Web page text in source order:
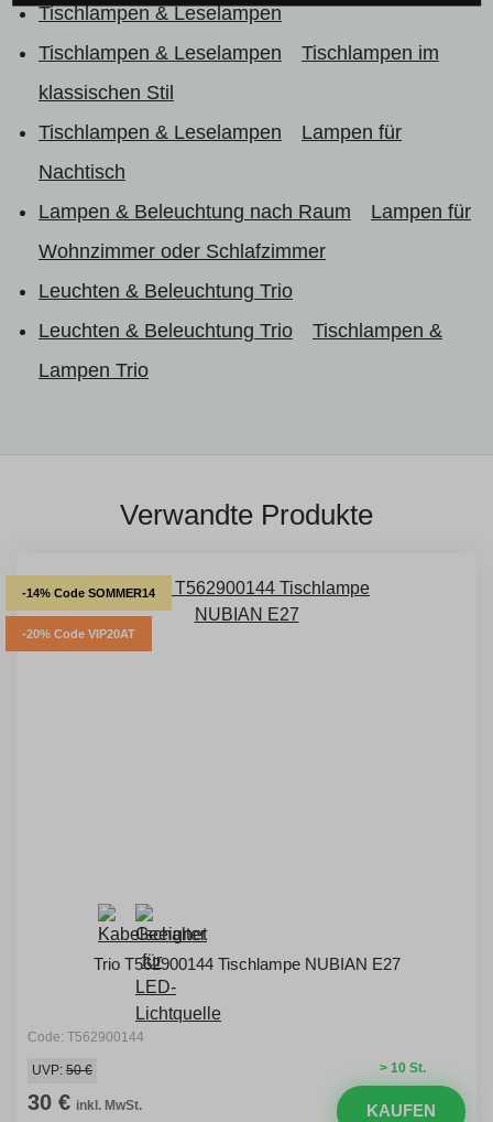
Tischlampen & Leselampen
Tischlampen & Leselampen
Tischlampen im
klassischen Stil
Tischlampen & Leselampen
Lampen für
Nachtisch
Lampen & Beleuchtung nach Raum
Lampen für
Wohnzimmer oder Schlafzimmer
Leuchten & Beleuchtung Trio
Leuchten & Beleuchtung Trio
Tischlampen &
Lampen Trio
Verwandte Produkte
-14% Code SOMMER14
-20% Code VIP20AT
Trio T562900144 Tischlampe NUBIAN E27
Code: T562900144
> 10 St.
UVP: 50 €
30 € inkl. MwSt.
KAUFEN